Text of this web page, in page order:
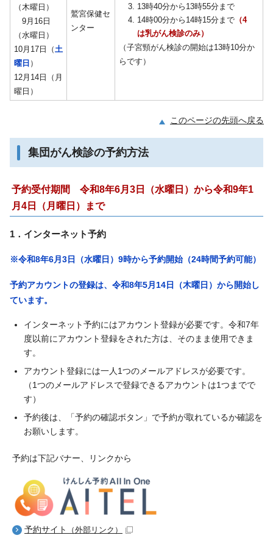
（木曜日）
9月16日
（水曜日）
10月17日（ 土
曜日 ）
12月14日（月
曜日）
鷲宮保健セ
ンター
13時40分から13時55分まで
14時00分から14時15分まで （4
は乳がん検診のみ）
（子宮頸がん検診の開始は13時10分か
らです）
このページの先頭へ戻る
集団がん検診の予約方法
予約受付期間 令和8年6月3日（水曜日）から令和9年1
月4日（月曜日）まで
1．インターネット予約
※令和8年6月3日（水曜日）9時から予約開始（24時間予約可能）
予約アカウントの登録は、令和8年5月14日（木曜日）から開始し
ています。
インターネット予約にはアカウント登録が必要です。令和7年
度以前にアカウント登録をされた方は、そのまま使用できま
す。
アカウント登録には一人1つのメールアドレスが必要です。
（1つのメールアドレスで登録できるアカウントは1つまでで
す）
予約後は、「予約の確認ボタン」で予約が取れているか確認を
お願いします。
予約は下記バナー、リンクから
予約サイト （外部リンク）